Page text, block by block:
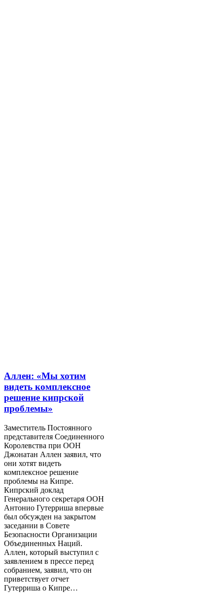
Аллен: «Мы хотим
видеть комплексное
решение кипрской
проблемы»
Заместитель Постоянного
представителя Соединенного
Королевства при ООН
Джонатан Аллен заявил, что
они хотят видеть
комплексное решение
проблемы на Кипре.
Кипрский доклад
Генерального секретаря ООН
Антонио Гутерриша впервые
был обсужден на закрытом
заседании в Совете
Безопасности Организации
Объединенных Наций.
Аллен, который выступил с
заявлением в прессе перед
собранием, заявил, что он
приветствует отчет
Гутерриша о Кипре…